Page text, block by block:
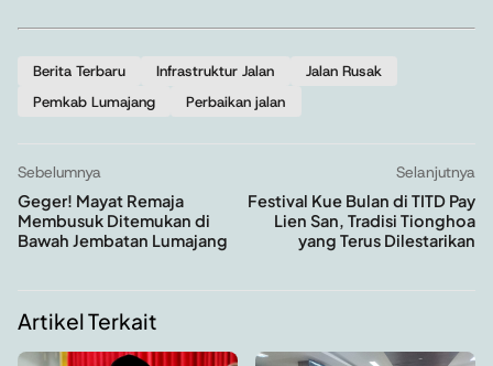
Berita Terbaru Infrastruktur Jalan
Jalan Rusak
Pemkab Lumajang
Perbaikan jalan
Sebelumnya
Geger! Mayat Remaja
Membusuk Ditemukan di
Bawah Jembatan Lumajang
Selanjutnya
Festival Kue Bulan di TITD Pay
Lien San, Tradisi Tionghoa
yang Terus Dilestarikan
Artikel Terkait